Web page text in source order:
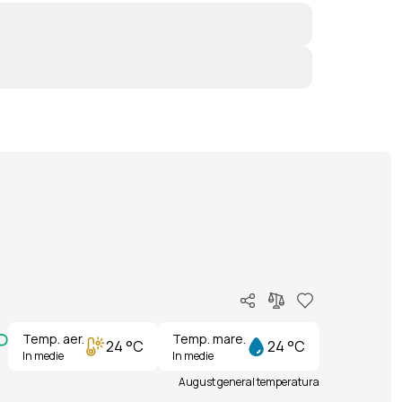
Temp. aer.
In medie 24 °C Temp. mare.
In medie 24 °C
August general temperatura